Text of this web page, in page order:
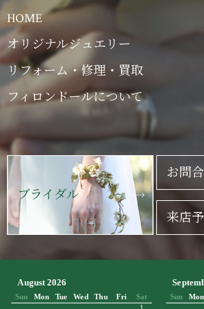
HOME
オリジナルジュエリー
リフォーム・修理・買取
フィロンドールについて
ブライダル
お問
来店